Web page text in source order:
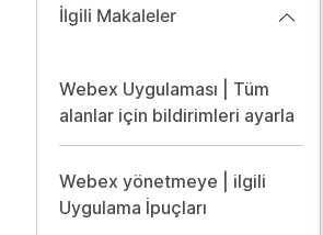
İlgili Makaleler
Webex Uygulaması | Tüm
alanlar için bildirimleri ayarla
Webex yönetmeye | ilgili
Uygulama İpuçları